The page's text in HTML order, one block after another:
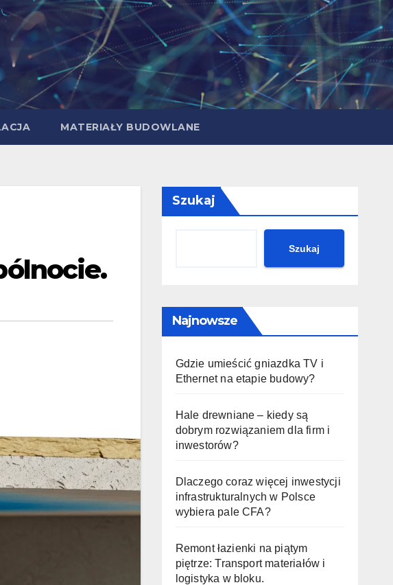
MATERIAŁY BUDOWLANE
Szukaj
Szukaj
Najnowsze
Gdzie umieścić gniazdka TV i
Ethernet na etapie budowy?
Hale drewniane – kiedy są
dobrym rozwiązaniem dla firm i
inwestorów?
Dlaczego coraz więcej inwestycji
infrastrukturalnych w Polsce
wybiera pale CFA?
Remont łazienki na piątym
piętrze: Transport materiałów i
logistyka w bloku.